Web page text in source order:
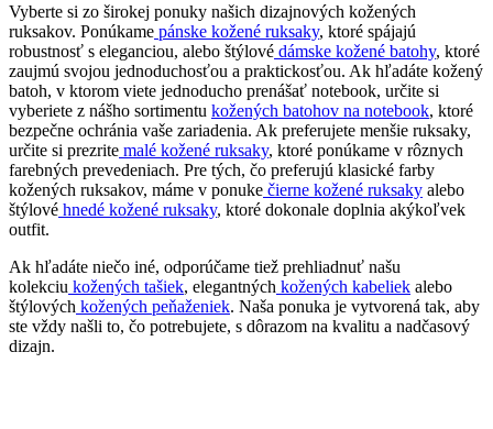
Vyberte si zo širokej ponuky našich dizajnových kožených
ruksakov. Ponúkame pánske kožené ruksaky, ktoré spájajú
robustnosť s eleganciou, alebo štýlové dámske kožené batohy, ktoré
zaujmú svojou jednoduchosťou a praktickosťou. Ak hľadáte kožený
batoh, v ktorom viete jednoducho prenášať notebook, určite si
vyberiete z nášho sortimentu kožených batohov na notebook, ktoré
bezpečne ochránia vaše zariadenia. Ak preferujete menšie ruksaky,
určite si prezrite malé kožené ruksaky, ktoré ponúkame v rôznych
farebných prevedeniach. Pre tých, čo preferujú klasické farby
kožených ruksakov, máme v ponuke čierne kožené ruksaky alebo
štýlové hnedé kožené ruksaky, ktoré dokonale doplnia akýkoľvek
outfit.
Ak hľadáte niečo iné, odporúčame tiež prehliadnuť našu
kolekciu kožených tašiek, elegantných kožených kabeliek alebo
štýlových kožených peňaženiek. Naša ponuka je vytvorená tak, aby
ste vždy našli to, čo potrebujete, s dôrazom na kvalitu a nadčasový
dizajn.